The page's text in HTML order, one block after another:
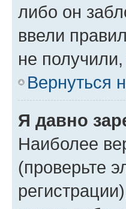
либо он
ввели
не
Вернуться
Я давно
Наиболее
(проверьте